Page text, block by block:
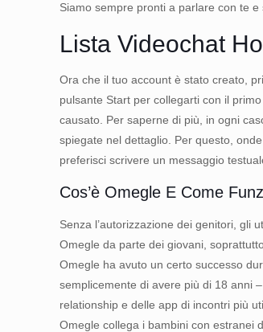
Siamo sempre pronti a parlare con te
Lista Videochat
Ora che il tuo account è stato creato,
pulsante Start per collegarti con il
causato. Per saperne di più, in ogni
spiegate nel dettaglio. Per questo,
preferisci scrivere un messaggio
Cos’è Omegle E Come
Senza l’autorizzazione dei genitori, gli
Omegle da parte dei giovani,
Omegle ha avuto un certo successo
semplicemente di avere più di 18 anni
relationship e delle app di incontri più
Omegle collega i bambini con estranei